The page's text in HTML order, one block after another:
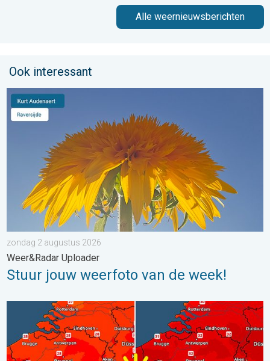
Alle weernieuwsberichten
Ook interessant
Stuur jouw weerfoto van de week!. Weer&Radar Uploader. . .
zondag 2 augustus 2026
Weer&Radar Uploader
Stuur jouw weerfoto van de week!
Volop zon en zomerse warmte. Weekendweer. . . donderdag